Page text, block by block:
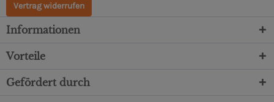
Vertrag widerrufen
Informationen
Vorteile
Gefördert durch